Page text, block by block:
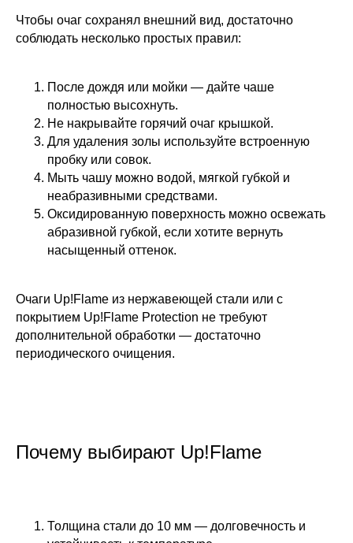
Чтобы очаг сохранял внешний вид, достаточно
соблюдать несколько простых правил:
После дождя или мойки — дайте чаше
полностью высохнуть.
Не накрывайте горячий очаг крышкой.
Для удаления золы используйте встроенную
пробку или совок.
Мыть чашу можно водой, мягкой губкой и
неабразивными средствами.
Оксидированную поверхность можно освежать
абразивной губкой, если хотите вернуть
насыщенный оттенок.
Очаги Up!Flame из нержавеющей стали или с
покрытием Up!Flame Protection не требуют
дополнительной обработки — достаточно
периодического очищения.
Почему выбирают Up!Flame
Толщина стали до 10 мм — долговечность и